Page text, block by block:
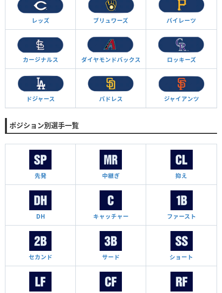
レッズ ブリュワーズ パイレーツ
カージナルス ダイヤモンドバックス ロッキーズ
ドジャース パドレス ジャイアンツ
ポジション別選手一覧
先発 中継ぎ 抑え
DH キャッチャー ファースト
セカンド サード ショート